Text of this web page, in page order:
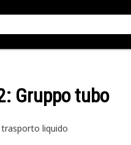
: Gruppo tubo
liquido